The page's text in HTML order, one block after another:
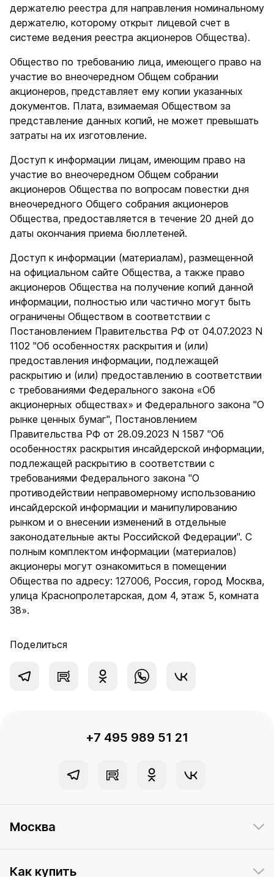
держателю реестра для направления номинальному
держателю, которому открыт лицевой счет в
системе ведения реестра акционеров Общества).
Общество по требованию лица, имеющего право на
участие во внеочередном Общем собрании
акционеров, представляет ему копии указанных
документов. Плата, взимаемая Обществом за
представление данных копий, не может превышать
затраты на их изготовление.
Доступ к информации лицам, имеющим право на
участие во внеочередном Общем собрании
акционеров Общества по вопросам повестки дня
внеочередного Общего собрания акционеров
Общества, предоставляется в течение 20 дней до
даты окончания приема бюллетеней.
Доступ к информации (материалам), размещенной
на официальном сайте Общества, а также право
акционеров Общества на получение копий данной
информации, полностью или частично могут быть
ограничены Обществом в соответствии с
Постановлением Правительства РФ от 04.07.2023 N
1102 "Об особенностях раскрытия и (или)
предоставления информации, подлежащей
раскрытию и (или) предоставлению в соответствии
с требованиями Федерального закона «Об
акционерных обществах» и Федерального закона "О
рынке ценных бумаг", Постановлением
Правительства РФ от 28.09.2023 N 1587 "Об
особенностях раскрытия инсайдерской информации,
подлежащей раскрытию в соответствии с
требованиями Федерального закона "О
противодействии неправомерному использованию
инсайдерской информации и манипулированию
рынком и о внесении изменений в отдельные
законодательные акты Российской Федерации". С
полным комплектом информации (материалов)
акционеры могут ознакомиться в помещении
Общества по адресу: 127006, Россия, город Москва,
улица Краснопролетарская, дом 4, этаж 5, комната
38».
Поделиться
+7 495 989 51 21
Москва
Как купить